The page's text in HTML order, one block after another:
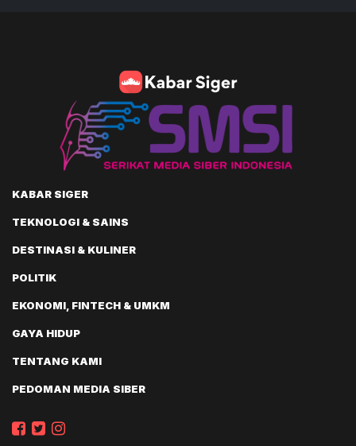
KABAR SIGER
TEKNOLOGI & SAINS
DESTINASI & KULINER
POLITIK
EKONOMI, FINTECH & UMKM
GAYA HIDUP
TENTANG KAMI
PEDOMAN MEDIA SIBER